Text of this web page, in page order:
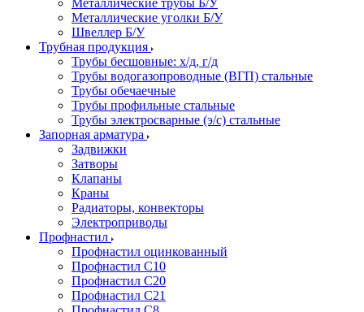
Металлические трубы Б/У
Металлические уголки Б/У
Швеллер Б/У
Трубная продукция
Трубы бесшовные: х/д, г/д
Трубы водогазопроводные (ВГП) стальные
Трубы обечаечные
Трубы профильные стальные
Трубы электросварные (э/с) стальные
Запорная арматура
Задвижки
Затворы
Клапаны
Краны
Радиаторы, конвекторы
Электроприводы
Профнастил
Профнастил оцинкованный
Профнастил С10
Профнастил С20
Профнастил С21